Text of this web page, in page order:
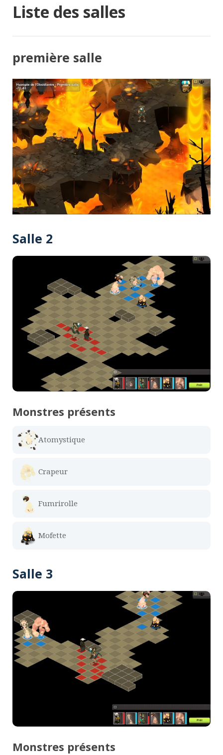
Liste des salles
première salle
Salle 2
Monstres présents
Atomystique
Crapeur
Fumrirolle
Mofette
Salle 3
Monstres présents